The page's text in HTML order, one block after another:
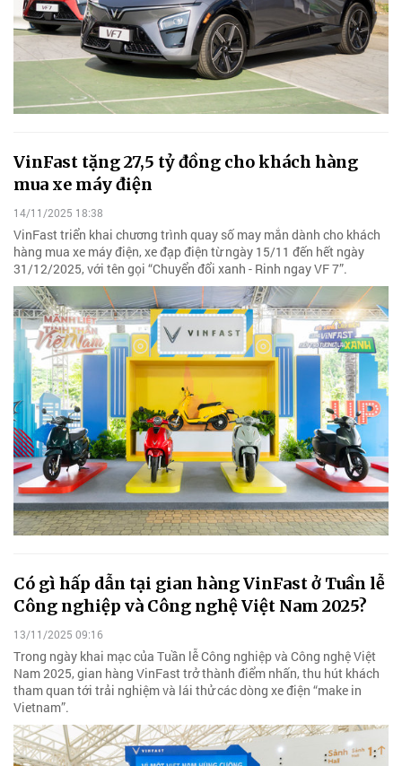
VinFast tặng 27,5 tỷ đồng cho khách hàng
mua xe máy điện
14/11/2025 18:38
VinFast triển khai chương trình quay số may mắn dành cho khách
hàng mua xe máy điện, xe đạp điện từ ngày 15/11 đến hết ngày
31/12/2025, với tên gọi “Chuyển đổi xanh - Rinh ngay VF 7”.
Có gì hấp dẫn tại gian hàng VinFast ở Tuần lễ
Công nghiệp và Công nghệ Việt Nam 2025?
13/11/2025 09:16
Trong ngày khai mạc của Tuần lễ Công nghiệp và Công nghệ Việt
Nam 2025, gian hàng VinFast trở thành điểm nhấn, thu hút khách
tham quan tới trải nghiệm và lái thử các dòng xe điện “make in
Vietnam”.